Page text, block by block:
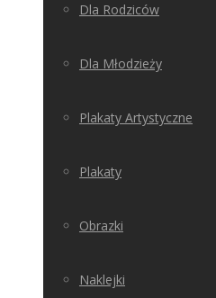
Dla Rodziców
Dla Młodzieży
Plakaty Artystyczne
Plakaty
Obrazki
Naklejki